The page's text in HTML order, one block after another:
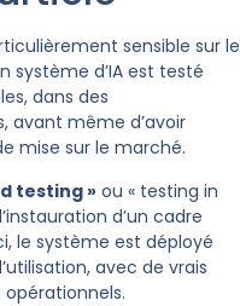
sensible sur le
système d’IA est testé
dans des
avant même d’avoir
mise sur le marché.
testing » ou « testing in
d’un cadre
le système est déployé
avec de vrais